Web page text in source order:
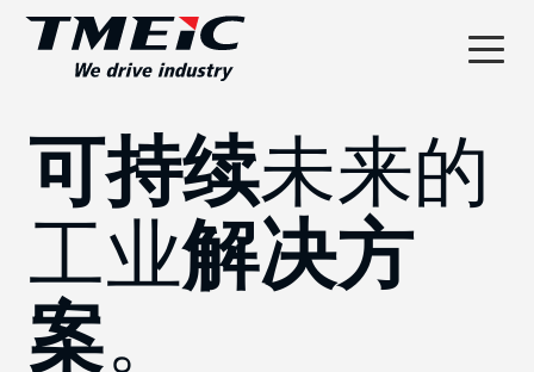
可持续未来的
工业解决方
案。